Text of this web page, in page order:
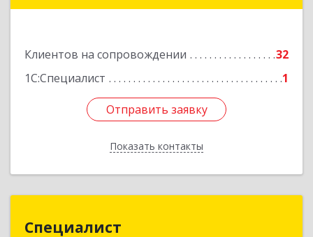
Клиентов на сопровождении
32
1С:Специалист
1
Отправить заявку
Показать контакты
Подробнее
Отправить заявку
Назад
Специалист